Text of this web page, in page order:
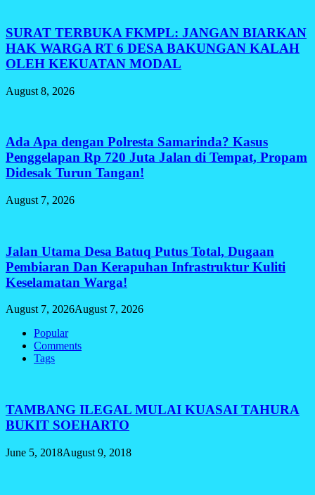
SURAT TERBUKA FKMPL: JANGAN BIARKAN
HAK WARGA RT 6 DESA BAKUNGAN KALAH
OLEH KEKUATAN MODAL
August 8, 2026
Ada Apa dengan Polresta Samarinda? Kasus
Penggelapan Rp 720 Juta Jalan di Tempat, Propam
Didesak Turun Tangan!
August 7, 2026
Jalan Utama Desa Batuq Putus Total, Dugaan
Pembiaran Dan Kerapuhan Infrastruktur Kuliti
Keselamatan Warga!
August 7, 2026August 7, 2026
Popular
Comments
Tags
TAMBANG ILEGAL MULAI KUASAI TAHURA
BUKIT SOEHARTO
June 5, 2018August 9, 2018